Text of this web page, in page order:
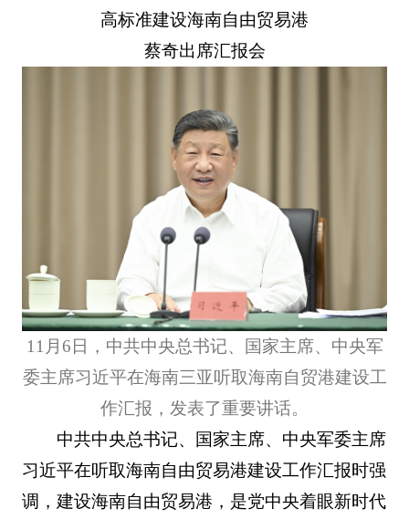
高标准建设海南自由贸易港
蔡奇出席汇报会
11月6日，中共中央总书记、国家主席、中央军
委主席习近平在海南三亚听取海南自贸港建设工
作汇报，发表了重要讲话。
中共中央总书记、国家主席、中央军委主席
习近平在听取海南自由贸易港建设工作汇报时强
调，建设海南自由贸易港，是党中央着眼新时代